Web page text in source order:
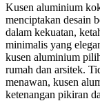
Kusen aluminium
menciptakan desain
dalam kekuatan,
minimalis yang
kusen aluminium
rumah dan arsitek.
menawan, kusen
ketenangan pikiran